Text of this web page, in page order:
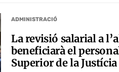
ADMINISTRACIÓ
La revisió salarial a
beneficiarà el
Superior de la Justícia